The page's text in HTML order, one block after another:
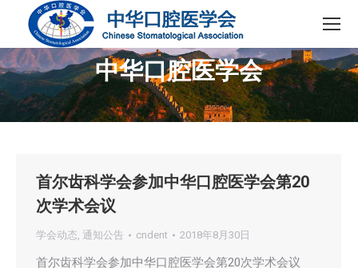
中华口腔医学会
您在这里：
首尔齿科学会参加中华口腔医学会第20
次学术会议
学会动态, 通知公告 cndent 2018年8月30日
首尔齿科学会参加中华口腔医学会第20次学术会议